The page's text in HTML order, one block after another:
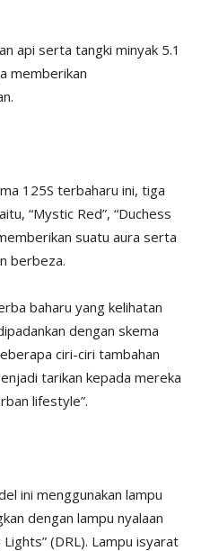
api serta tangki minyak 5.1
memberikan
125S terbaharu ini, tiga
“Mystic Red”, “Duchess
suatu aura serta
berbeza.
baharu yang kelihatan
dengan skema
ciri-ciri tambahan
tarikan kepada mereka
lifestyle”.
ini menggunakan lampu
dengan lampu nyalaan
(DRL). Lampu isyarat